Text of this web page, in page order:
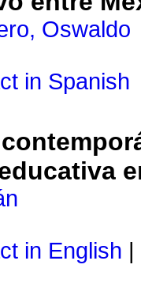
Oswaldo
in Spanish
in English